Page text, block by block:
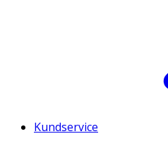
Kundservice